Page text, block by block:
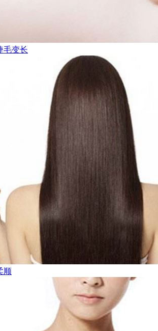
毛变长
顺